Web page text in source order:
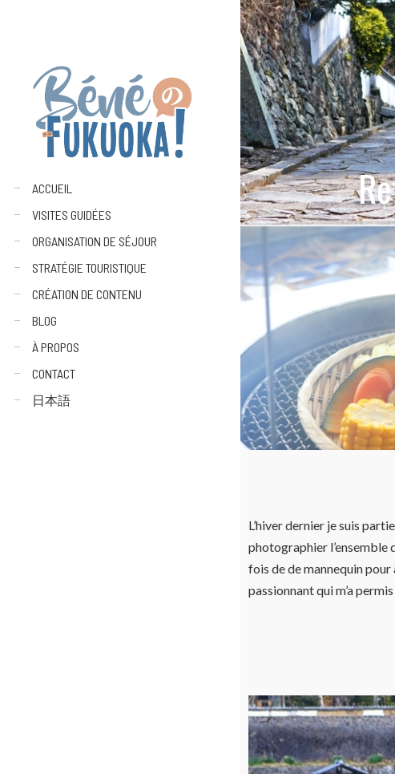
ACCUEIL
VISITES GUIDÉES
ORGANISATION DE SÉJOUR
STRATÉGIE TOURISTIQUE
CRÉATION DE CONTENU
BLOG
À PROPOS
CONTACT
日本語
L’hiver dernier je suis
photographier l’ensemble
fois dede mannequin
passionnant qui m’a